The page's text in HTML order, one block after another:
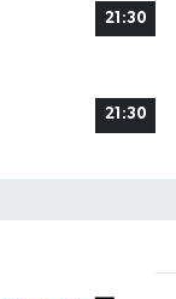
21:30
21:30